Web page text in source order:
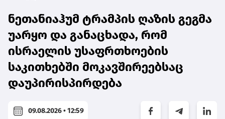
ნეთანიაჰუმ ტრამპის ღაზის გეგმა
უარყო და განაცხადა, რომ
ისრაელის უსაფრთხოების
საკითხებში მოკავშირეებსაც
დაუპირისპირდება
09.08.2026 • 12:59